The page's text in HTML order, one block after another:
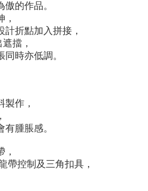
的作品。
折點加入拼接，
擋，
時亦低調。
作，
腫脹感。
帶控制及三角扣具，